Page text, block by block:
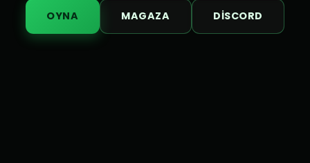
OYNA MAGAZA DISCORD